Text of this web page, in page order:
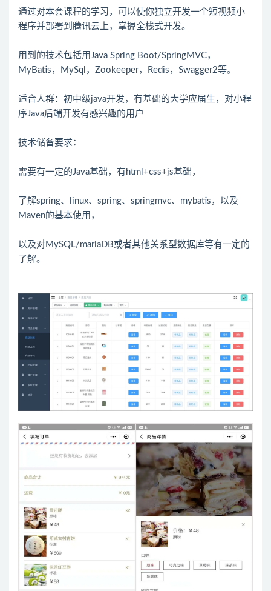
通过对本套课程的学习，可以使你独立开发一个短视频小
程序并部署到腾讯云上，掌握全栈式开发。
用到的技术包括用Java Spring Boot/SpringMVC，
MyBatis，MySql，Zookeeper，Redis，Swagger2等。
适合人群：初中级java开发，有基础的大学应届生，对小程
序Java后端开发有感兴趣的用户
技术储备要求：
需要有一定的Java基础，有html+css+js基础，
了解spring、linux、spring、springmvc、mybatis，以及
Maven的基本使用，
以及对MySQL/mariaDB或者其他关系型数据库等有一定的
了解。